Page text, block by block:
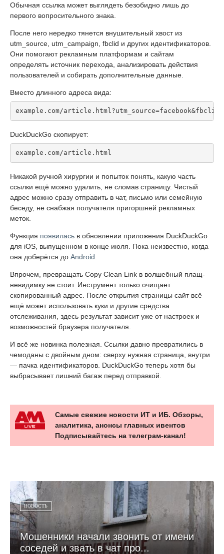
Обычная ссылка может выглядеть безобидно лишь до
первого вопросительного знака.
После него нередко тянется внушительный хвост из
utm_source, utm_campaign, fbclid и других идентификаторов.
Они помогают рекламным платформам и сайтам
определять источник перехода, анализировать действия
пользователей и собирать дополнительные данные.
Вместо длинного адреса вида:
example.com/
DuckDuckGo скопирует:
example.com/article.html
Никакой ручной хирургии и попыток понять, какую часть
ссылки ещё можно удалить, не сломав страницу. Чистый
адрес можно сразу отправить в чат, письмо или семейную
беседу, не снабжая получателя пригоршней рекламных
меток.
Функция появилась в обновлении приложения DuckDuckGo
для iOS, выпущенном в конце июля. Пока неизвестно, когда
она доберётся до Android
Впрочем, превращать Copy Clean Link в волшебный плащ-
невидимку не стоит. Инструмент только очищает
скопированный адрес. После открытия страницы сайт всё
ещё может использовать куки и другие средства
отслеживания, здесь результат зависит уже от настроек и
возможностей браузера получателя.
И всё же новинка полезная. Ссылки давно превратились в
чемоданы с двойным дном: сверху нужная страница, внутри
— пачка идентификаторов. DuckDuckGo теперь хотя бы
выбрасывает лишний багаж перед отправкой.
Самые свежие новости ИТ и ИБ. Обзоры,
аналитика, анонсы главных ивентов
Подписывайтесь на телеграм-канал!
НОВОСТЬ
Мошенники начали звонить от имени
соседей и звать в чат про...